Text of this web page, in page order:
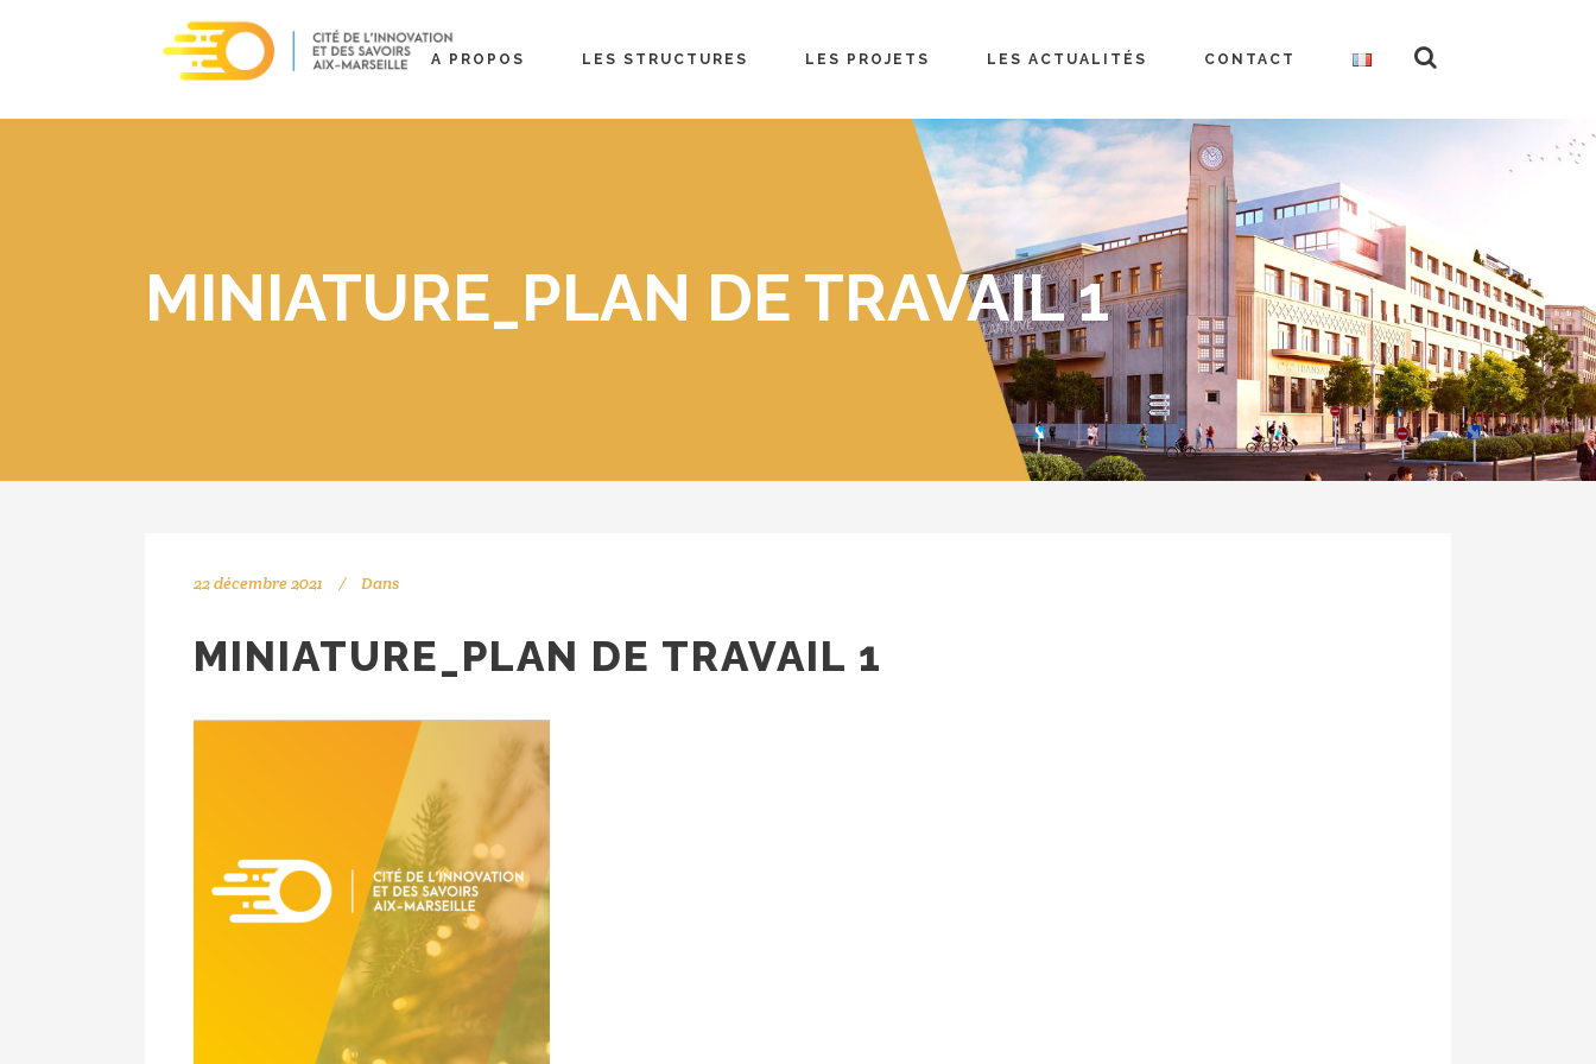
A PROPOS LES STRUCTURES LES PROJETS LES ACTUALITÉS CONTACT
MINIATURE_PLAN DE TRAVAIL 1
22 décembre 2021 Dans
MINIATURE_PLAN DE TRAVAIL 1